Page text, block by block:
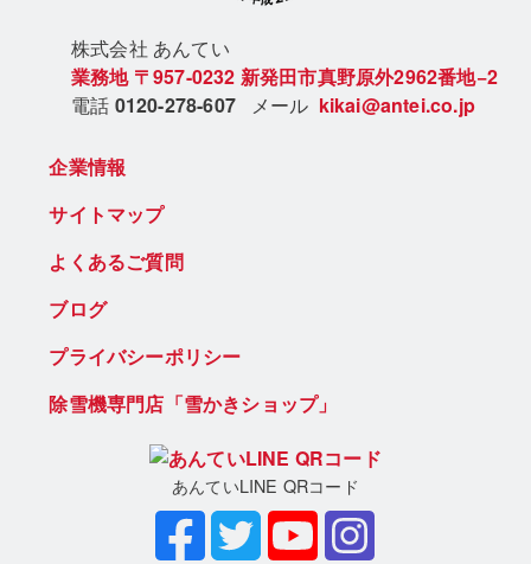
株式会社 あんてい
業務地 〒957-0232 新発田市真野原外2962番地−2
電話 0120-278-607 メール kikai@antei.co.jp
企業情報
サイトマップ
よくあるご質問
ブログ
プライバシーポリシー
除雪機専門店「雪かきショップ」
あんていLINE QRコード